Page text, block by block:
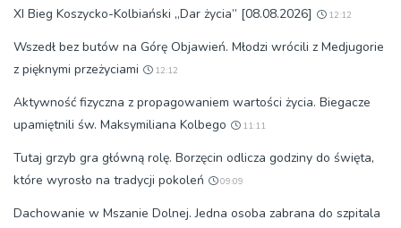
XI Bieg Koszycko-Kolbiański „Dar życia” [08.08.2026] 12:12
Wszedł bez butów na Górę Objawień. Młodzi wrócili z Medjugorie
z pięknymi przeżyciami
12:12
Aktywność fizyczna z propagowaniem wartości życia. Biegacze
upamiętnili św. Maksymiliana Kolbego
11:11
Tutaj grzyb gra główną rolę. Borzęcin odlicza godziny do święta,
które wyrosło na tradycji pokoleń
09:09
Dachowanie w Mszanie Dolnej. Jedna osoba zabrana do szpitala